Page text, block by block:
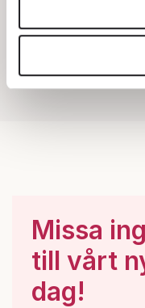
för sociala medier
vidarebefordrar även
information från din
annons- och
Missa
till vårt
dag!